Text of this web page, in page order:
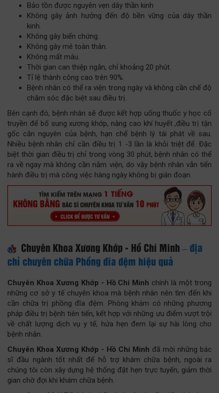
Bảo tồn được nguyên vẹn dây thần kinh
Không gây ảnh hưởng đến độ bền vững của dây thần
kinh.
Không gây biến chứng.
Không gây mê toàn thân.
Không mất máu.
Thời gian can thiệp ngắn, chỉ khoảng 20 phút.
Tỉ lệ thành công cao trên 90%.
Bệnh nhân có thể ra viện trong ngày và không cần chế độ
chăm sóc đặc biệt sau điều trị.
Bên cạnh đó, bệnh nhân sẽ được kết hợp uống thuốc y học cổ
truyền để bổ sung xương khớp, nâng cao khí huyết ,điều trị tận
gốc căn nguyên của bệnh, hạn chế bệnh lý tái phát về sau.
Nhiều bệnh nhân chỉ cần điều trị 1 -3 lần là khỏi triệt để. Đặc
biệt thời gian điều trị chỉ trong vòng 30 phút, bệnh nhân có thể
ra về ngay mà không cần nằm viện, do vậy bệnh nhân vẫn tiến
hành điều trị mà công việc hàng ngày không bị gián đoạn.
Chuyên Khoa Xương Khớp - Hồ Chí Minh – địa
chỉ chuyên chữa Phồng đĩa đệm hiệu quả
Chuyên Khoa Xương Khớp - Hồ Chí Minh chính là một trong
những cơ sở y tế chuyên khoa mà bệnh nhân nên tìm đến khi
cần chữa trị phồng đĩa đệm. Phòng khám có những phương
pháp điều trị bệnh tiên tiến, kết hợp với những ưu điểm vượt trội
về chất lượng dịch vụ y tế, hứa hẹn đem lại sự hài lòng cho
bệnh nhân.
Chuyên Khoa Xương Khớp - Hồ Chí Minh đã mời những bác
sĩ đầu ngành tốt nhất để hỗ trợ khám chữa bệnh, ngoài ra
chúng tôi còn xây dựng hệ thống đặt hẹn trực tuyến, giảm thời
gian chờ đợi khi khám chữa bệnh.